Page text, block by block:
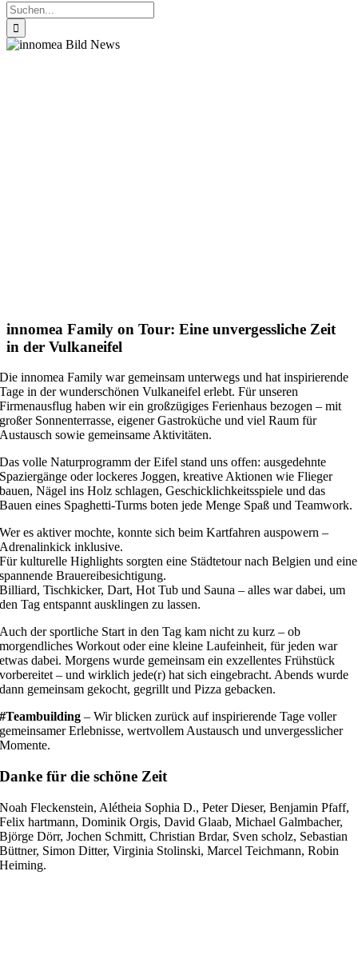
Suche
nach:
innomea Family on Tour: Eine unvergessliche Zeit
in der Vulkaneifel
Die innomea Family war gemeinsam unterwegs und hat inspirierende
Tage in der wunderschönen Vulkaneifel erlebt. Für unseren
Firmenausflug haben wir ein großzügiges Ferienhaus bezogen – mit
großer Sonnenterrasse, eigener Gastroküche und viel Raum für
Austausch sowie gemeinsame Aktivitäten.
Das volle Naturprogramm der Eifel stand uns offen: ausgedehnte
Spaziergänge oder lockeres Joggen, kreative Aktionen wie Flieger
bauen, Nägel ins Holz schlagen, Geschicklichkeitsspiele und das
Bauen eines Spaghetti-Turms boten jede Menge Spaß und Teamwork.
Wer es aktiver mochte, konnte sich beim Kartfahren auspowern –
Adrenalinkick inklusive.
Für kulturelle Highlights sorgten eine Städtetour nach Belgien und eine
spannende Brauereibesichtigung.
Billiard, Tischkicker, Dart, Hot Tub und Sauna – alles war dabei, um
den Tag entspannt ausklingen zu lassen.
Auch der sportliche Start in den Tag kam nicht zu kurz – ob
morgendliches Workout oder eine kleine Laufeinheit, für jeden war
etwas dabei. Morgens wurde gemeinsam ein exzellentes Frühstück
vorbereitet – und wirklich jede(r) hat sich eingebracht. Abends wurde
dann gemeinsam gekocht, gegrillt und Pizza gebacken.
#Teambuilding – Wir blicken zurück auf inspirierende Tage voller
gemeinsamer Erlebnisse, wertvollem Austausch und unvergesslicher
Momente.
Danke für die schöne Zeit
Noah Fleckenstein, Alétheia Sophia D., Peter Dieser, Benjamin Pfaff,
Felix hartmann, Dominik Orgis, David Glaab, Michael Galmbacher,
Björge Dörr, Jochen Schmitt, Christian Brdar, Sven scholz, Sebastian
Büttner, Simon Ditter, Virginia Stolinski, Marcel Teichmann, Robin
Heiming.